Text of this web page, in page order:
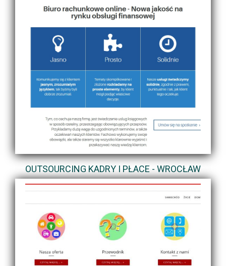
OUTSOURCING KADRY I PŁACE - WROCŁAW